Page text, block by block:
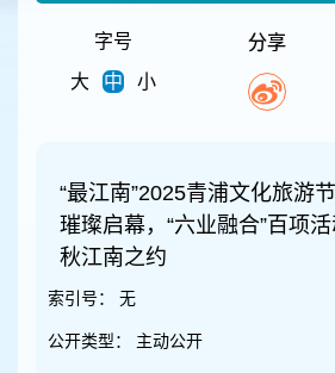
字号
大
中 小
分享
“最江南”2025青浦文化旅游
璀璨启幕，“六业融合”百项
秋江南之约
索引号： 无
公开类型： 主动公开